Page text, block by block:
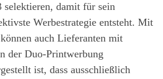
selektieren, damit für sein
Werbestrategie entsteht. Mit
auch Lieferanten mit
der Duo-Printwerbung
ist, dass ausschließlich